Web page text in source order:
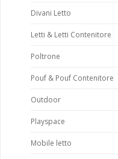
Divani Letto
Letti & Letti Contenitore
Poltrone
Pouf & Pouf Contenitore
Outdoor
Playspace
Mobile letto